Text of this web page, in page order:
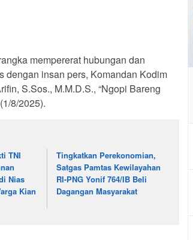
mempererat hubungan dan
dengan insan pers, Komandan Kodim
S.Sos., M.M.D.S., “Ngopi Bareng
8/2025).
TNI
Nias
Kian
Tingkatkan Perekonomian,
Satgas Pamtas Kewilayahan
RI-PNG Yonif 764/IB Beli
Dagangan Masyarakat